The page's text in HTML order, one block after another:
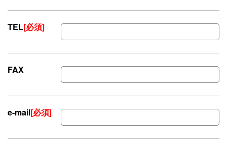
TEL[必須]
FAX
e-mail[必須]